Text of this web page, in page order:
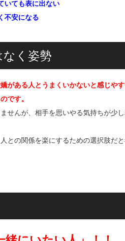
いても表に出ない
不安になる
なく姿勢
がある人とうまくいかないと感じや
です。
せんが、相手を思いやる気持ちが少
との関係を楽にするための選択肢だと